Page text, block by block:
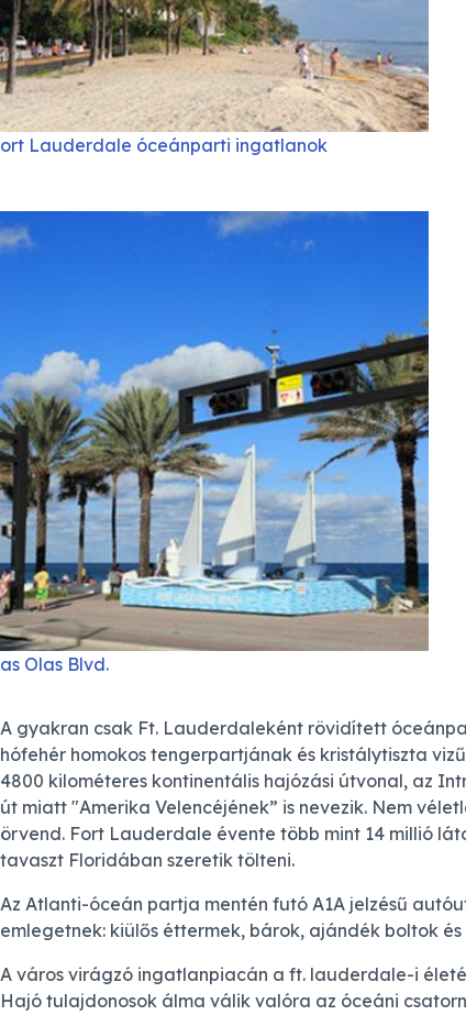
Lauderdale óceánparti ingatlanok
Olas Blvd.
A gyakran csak Ft. Lauderdaleként rövidített
hófehér homokos tengerpartjának és kristálytiszta
4800 kilométeres kontinentális hajózási útvonal, az
út miatt "Amerika Velencéjének” is nevezik. Nem
örvend. Fort Lauderdale évente több mint 14 millió
tavaszt Floridában szeretik tölteni.
Az Atlanti-óceán partja mentén futó A1A jelzésű
emlegetnek: kiülős éttermek, bárok, ajándék boltok
A város virágzó ingatlanpiacán a ft. lauderdale-i
Hajó tulajdonosok álma válik valóra az óceáni